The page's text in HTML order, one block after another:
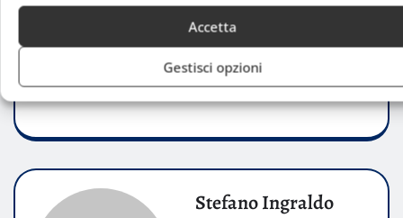
Accetta
Gestisci opzioni
Screenshot
Stefano Ingraldo